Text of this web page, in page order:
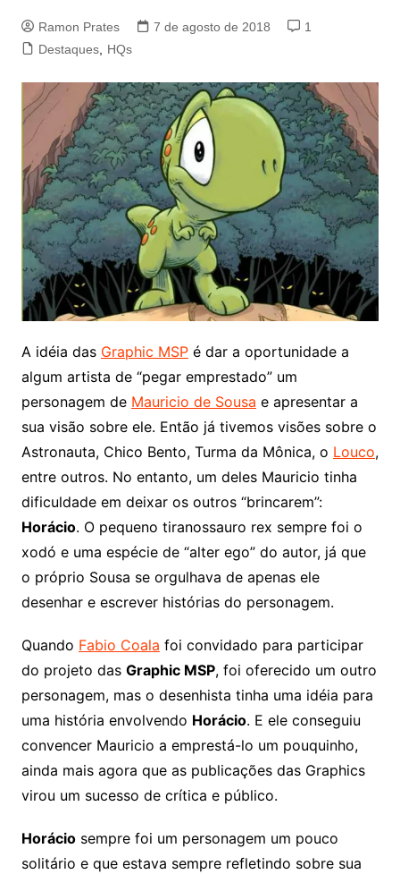
Ramon Prates 7 de agosto de 2018
1
Destaques, HQs
A idéia das Graphic MSPé dar a oportunidade a
algum artista de “pegar emprestado” um
personagem de Mauricio de Sousa e apresentar a
sua visão sobre ele. Então já tivemos visões sobre o
Astronauta, Chico Bento, Turma da Mônica, o Louco,
entre outros. No entanto, um deles Mauricio tinha
dificuldade em deixar os outros “brincarem”:
Horácio. O pequeno tiranossauro rex sempre foi o
xodó e uma espécie de “alter ego” do autor, já que
o próprio Sousa se orgulhava de apenas ele
desenhar e escrever histórias do personagem.
Quando Fabio Coala foi convidado para participar
do projeto das Graphic MSP, foi oferecido um outro
personagem, mas o desenhista tinha uma idéia para
uma história envolvendo Horácio. E ele conseguiu
convencer Mauricio a emprestá-lo um pouquinho,
ainda mais agora que as publicações das Graphics
virou um sucesso de crítica e público.
Horáciosempre foi um personagem um pouco
solitário e que estava sempre refletindo sobre sua